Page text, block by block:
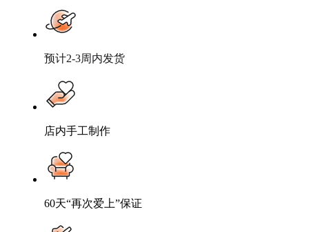
预计2-3周内发货
店内手工制作
60天“再次爱上”保证